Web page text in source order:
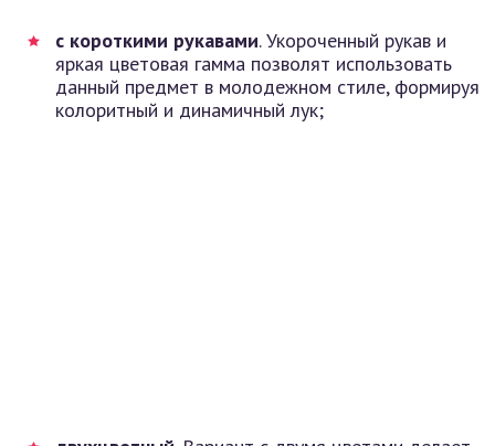
с короткими рукавами. Укороченный рукав и
яркая цветовая гамма позволят использовать
данный предмет в молодежном стиле, формируя
колоритный и динамичный лук;